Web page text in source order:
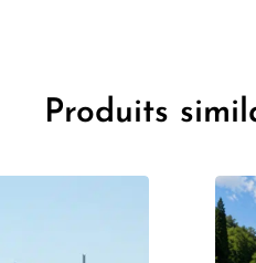
Produits